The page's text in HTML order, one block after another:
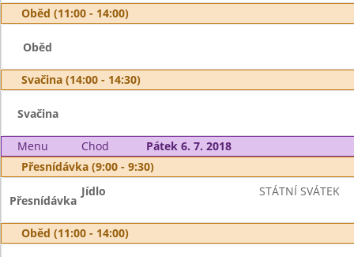
Oběd (11:00 - 14:00)
Oběd
Svačina (14:00 - 14:30)
Svačina
Menu Chod
Pátek 6. 7. 2018
Přesnídávka (9:00 - 9:30)
Přesnídávka
Jídlo STÁTNÍ SVÁTEK
Oběd (11:00 - 14:00)